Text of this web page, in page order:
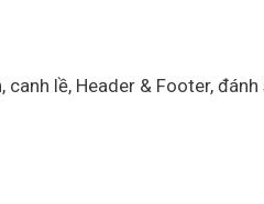
lề, Header & Footer,